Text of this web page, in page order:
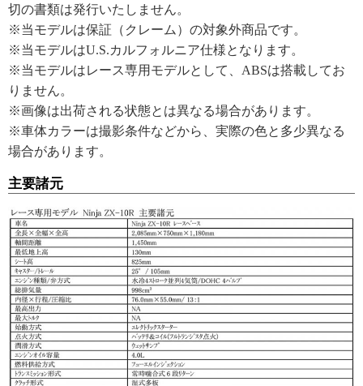
切の書類は発行いたしません。
※当モデルは保証（クレーム）の対象外商品です。
※当モデルはU.S.カルフォルニア仕様となります。
※当モデルはレース専用モデルとして、ABSは搭載してお
りません。
※画像は出荷される状態とは異なる場合があります。
※車体カラーは撮影条件などから、実際の色と多少異なる
場合があります。
主要諸元